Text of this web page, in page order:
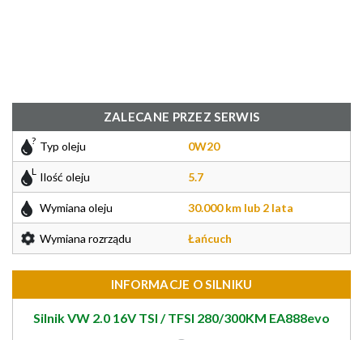
ZALECANE PRZEZ SERWIS
Typ oleju 0W20
Ilość oleju 5.7
Wymiana oleju 30.000 km lub 2 lata
Wymiana rozrządu Łańcuch
INFORMACJE O SILNIKU
Silnik VW 2.0 16V TSI / TFSI 280/300KM EA888evo